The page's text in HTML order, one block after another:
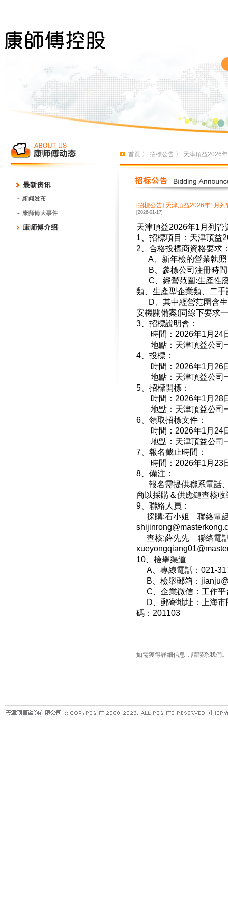
首頁 〉 招標公告 〉 天津頂益2026
[招標公告] 天津頂益2026年1月
[2026-01-17]
天津頂益2026年1月列管
1、招標項目：天津頂益
2 、合格投標商資格要求
A、新年檢的營業執照
B、參標公司注冊時間
C、經營范圍:生產性廢
類、生產型企業類、二
D、其中經營范圍含生
安機關備案(同線下要求
3 、招標說明會：
時間： 2026年1月24
地點：天津頂益公司
4 、投標：
時間： 2026年1月26
地點：天津頂益公司
5 、招標開標：
時間： 2026年1月28
地點：天津頂益公司
6 、領取招標文件：
時間： 2026年1月24
地點：天津頂益公司
7、報名截止時間：
時間：2026年1月23
8 、備注：
報名需提供聯系電話
商以採購＆供應鏈查核
9、聯絡人員：
採購:石小姐 聯絡電
查核:薛先先 聯絡電
10、檢舉渠道
A、專線電話：021-
B、檢舉郵箱：
C、企業微信：工作平
D、郵寄地址：上海市
碼：201103
如需獲得詳細信息，請聯系我們。